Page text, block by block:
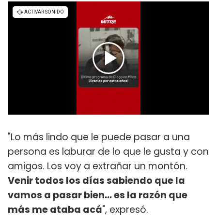
"Lo más lindo que le puede pasar a una
persona es laburar de lo que le gusta y con
amigos. Los voy a extrañar un montón.
Venir todos los días sabiendo que la
vamos a pasar bien... es la razón que
más me ataba acá", expresó.